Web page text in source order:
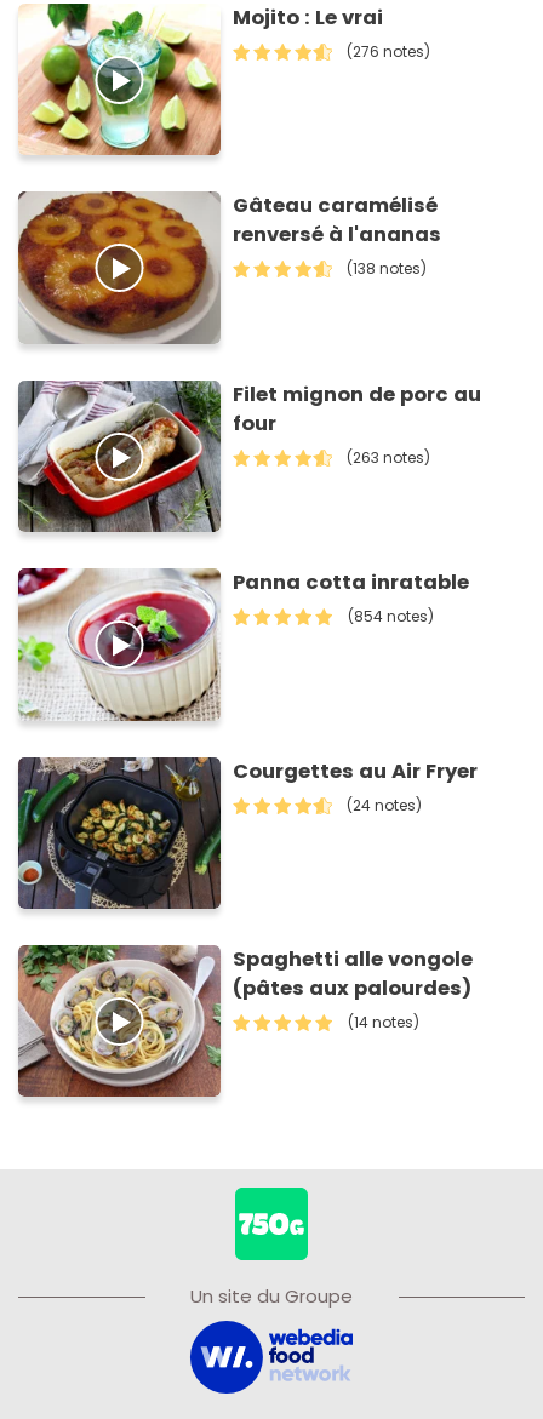
Mojito : Le vrai
(276 notes)
Gâteau caramélisé
renversé à l'ananas
(138 notes)
Filet mignon de porc au
four
(263 notes)
Panna cotta inratable
(854 notes)
Courgettes au Air Fryer
(24 notes)
Spaghetti alle vongole
(pâtes aux palourdes)
(14 notes)
Un site du Groupe